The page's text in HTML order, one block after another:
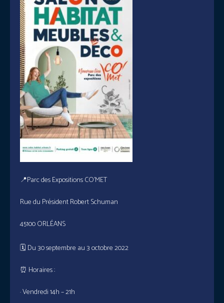
📍Parc des Expositions CO’MET
Rue du Président Robert Schuman
45100 ORLÉANS
🗓 Du 30 septembre au 3 octobre 2022
⏰ Horaires :
· Vendredi 14h – 21h